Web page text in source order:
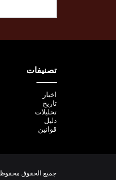
تصنيفات
اخبار
تاريخ
تحليلات
دليل
قوانين
جميع الحقوق